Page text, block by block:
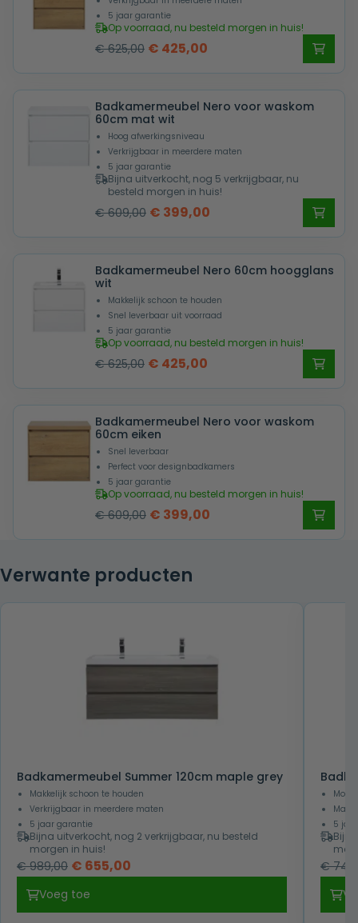
5 jaar garantie
Op voorraad, nu besteld morgen in huis!
€625,00 Oorspronkelijke
was:
€ 625,00.
€ 425,00
is:
€ 425,00.
Badkamermeubel Nero voor waskom
60cm mat wit
Hoog afwerkingsniveau
Verkrijgbaar in meerdere maten
5 jaar garantie
Bijna uitverkocht, nog 5 verkrijgbaar, nu
besteld morgen in huis!
€609,00 Oorspronkelijke
was:
€ 609,00.
€ 399,00
is:
€ 399,00.
Badkamermeubel Nero 60cm hoogglans
wit
Makkelijk schoon te houden
Snel leverbaar uit voorraad
5 jaar garantie
Op voorraad, nu besteld morgen in huis!
€625,00 Oorspronkelijke
was:
€ 625,00.
€ 425,00
is:
€ 425,00.
Badkamermeubel Nero voor waskom
60cm eiken
Snel leverbaar
Perfect voor designbadkamers
5 jaar garantie
Op voorraad, nu besteld morgen in huis!
€609,00 Oorspronkelijke
€ 609,00.
€ 399,00
Verwante producten
Badkamermeubel Summer 120cm maple grey
Makkelijk schoon te houden
Verkrijgbaar in meerdere maten
5 jaar garantie
Bijna uitverkocht, nog 2 verkrijgbaar, nu besteld
morgen in huis!
€989,00 Oorspronkelijke
€ 655,00
Voeg toe
5
€